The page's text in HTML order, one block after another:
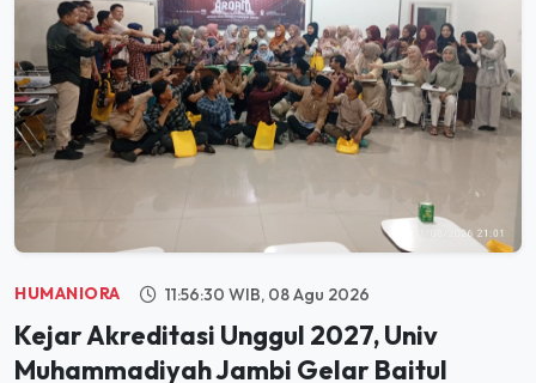
HUMANIORA 11:56:30 WIB, 08 Agu 2026
Kejar Akreditasi Unggul 2027, Univ
Muhammadiyah Jambi Gelar Baitul
Arqam Dosen dan Tendik